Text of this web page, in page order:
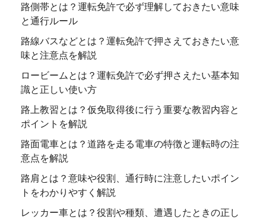
路側帯とは？運転免許で必ず理解しておきたい意味
と通行ルール
路線バスなどとは？運転免許で押さえておきたい意
味と注意点を解説
ロービームとは？運転免許で必ず押さえたい基本知
識と正しい使い方
路上教習とは？仮免取得後に行う重要な教習内容と
ポイントを解説
路面電車とは？道路を走る電車の特徴と運転時の注
意点を解説
路肩とは？意味や役割、通行時に注意したいポイン
トをわかりやすく解説
レッカー車とは？役割や種類、遭遇したときの正し